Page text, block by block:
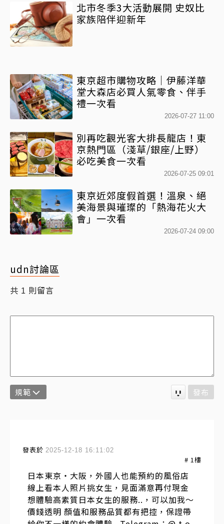
北市冬季3大活動展開 史奴比
家族陪伴迎新年
東京超市購物攻略｜伊藤洋華
堂大森店必買人氣零食、伴手
禮一次看
2026-07-27 11:00
別再吃觀光客大排長龍店！東
京熱門區（淺草/銀座/上野）
必吃美食一次看
2026-07-25 09:01
東京近郊度假首選！溫泉、絕
美海景與璀璨的「熱海花火大
會」一次看
2026-07-24 09:00
udn討論區
共 1 則留言
規範 發布
發表於 2025-12-18 16:11:02
# 1樓
日本東京・大阪，外國人也能預約的風俗店
線上看本人照片挑女生，見面滿意再付現金
想體驗高素質日本女生的服務..，可以加我～
價錢透明 顏值和服務品質都有把控，保證帶